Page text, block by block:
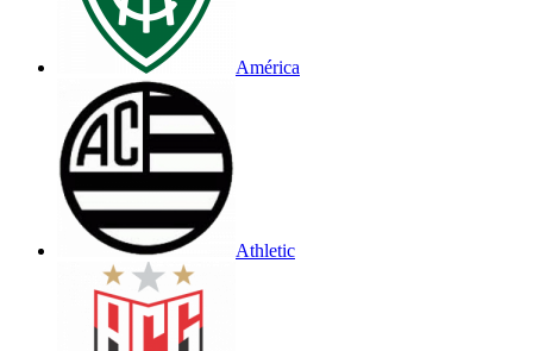
América
Athletic